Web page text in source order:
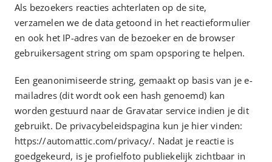
Als bezoekers reacties achterlaten op de site,
verzamelen we de data getoond in het reactieformulier
en ook het IP-adres van de bezoeker en de browser
gebruikersagent string om spam opsporing te helpen.
Een geanonimiseerde string, gemaakt op basis van je e-
mailadres (dit wordt ook een hash genoemd) kan
worden gestuurd naar de Gravatar service indien je dit
gebruikt. De privacybeleidspagina kun je hier vinden:
https://automattic.com/privacy/. Nadat je reactie is
goedgekeurd, is je profielfoto publiekelijk zichtbaar in